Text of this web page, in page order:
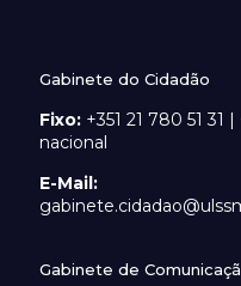
Gabinete do Cidadão
Fixo: +351 21 780 51 31
nacional
E-Mail:
Gabinete de